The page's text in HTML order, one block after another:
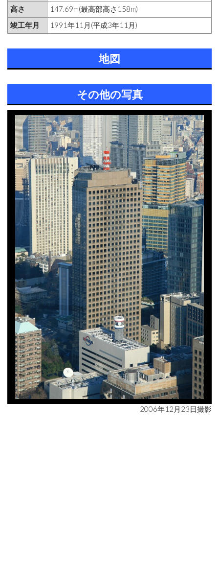
高さ
147.69m(最高部高さ158m)
竣工年月
1991年11月(平成3年11月)
地図
その他の写真
2006年12月23日撮影